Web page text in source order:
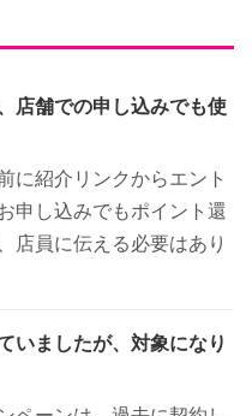
店舗での申し込みでも使
に紹介リンクからエント
申し込みでもポイント還
店員に伝える必要はあり
いましたが、対象になり